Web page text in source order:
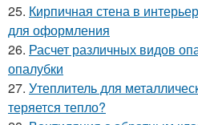
25. Кирпичная стена в
для оформления
26. Расчет различных видов
опалубки
27. Утеплитель для
теряется тепло?